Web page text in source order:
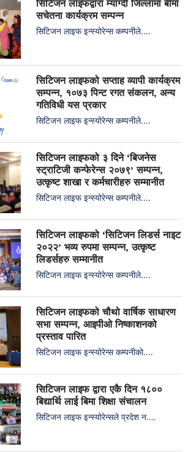
सिटिजन लाइफद्वारा म्याग्दी जिल्लामा बीमा
सचेतना कार्यक्रम सम्पन्न
सिटिजन लाइफ इन्स्योरेन्स कम्पनीले....
सिटिजन लाइफको सप्ताह व्यापी कार्यक्रम
सम्पन्न, १०७३ पिन्ट रगत संकलन, अन्य
गतिविधी यस प्रकार
सिटिजन लाइफ इन्स्योरेन्स कम्पनीले....
सिटिजन लाइफको ३ दिने ‘बिजनेस
स्ट्राटिजी कन्फेरेन्स २०७९’ सम्पन्न,
उत्कृष्ट शाखा र कर्मचारीहरु सम्मानीत
सिटिजन लाइफ इन्स्योरेन्स कम्पनीले....
सिटिजन लाइफको ‘सिटिजन लिडर्स नाइट
२०२२’ भव्य रुपमा सम्पन्न, उत्कृष्ट
लिडर्सहरु सम्मानीत
सिटिजन लाइफ इन्स्योरेन्स कम्पनीले....
सिटिजन लाइफको चौथो वार्षिक साधारण
सभा सम्पन्न, आइपीओ निष्काशनको
प्रस्ताव पारित
सिटिजन लाइफ इन्स्योरेन्स कम्पनीको....
सिटिजन लाइफ द्वारा एकै दिन १८००
बिद्यार्थि लाई बिमा शिक्षा संचालन
सिटिजन लाइफ इन्स्योरेन्सले प्रदेश न....